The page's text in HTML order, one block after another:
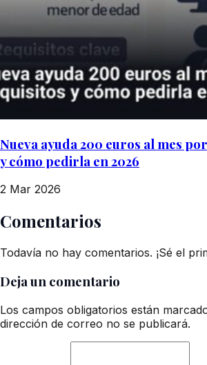
Nueva ayuda 200 euros al mes
y cómo pedirla en 2026
2 Mar 2026
Comentarios
Todavía no hay comentarios. ¡Sé el
Deja un comentario
Los campos obligatorios están
dirección de correo no se publicará.